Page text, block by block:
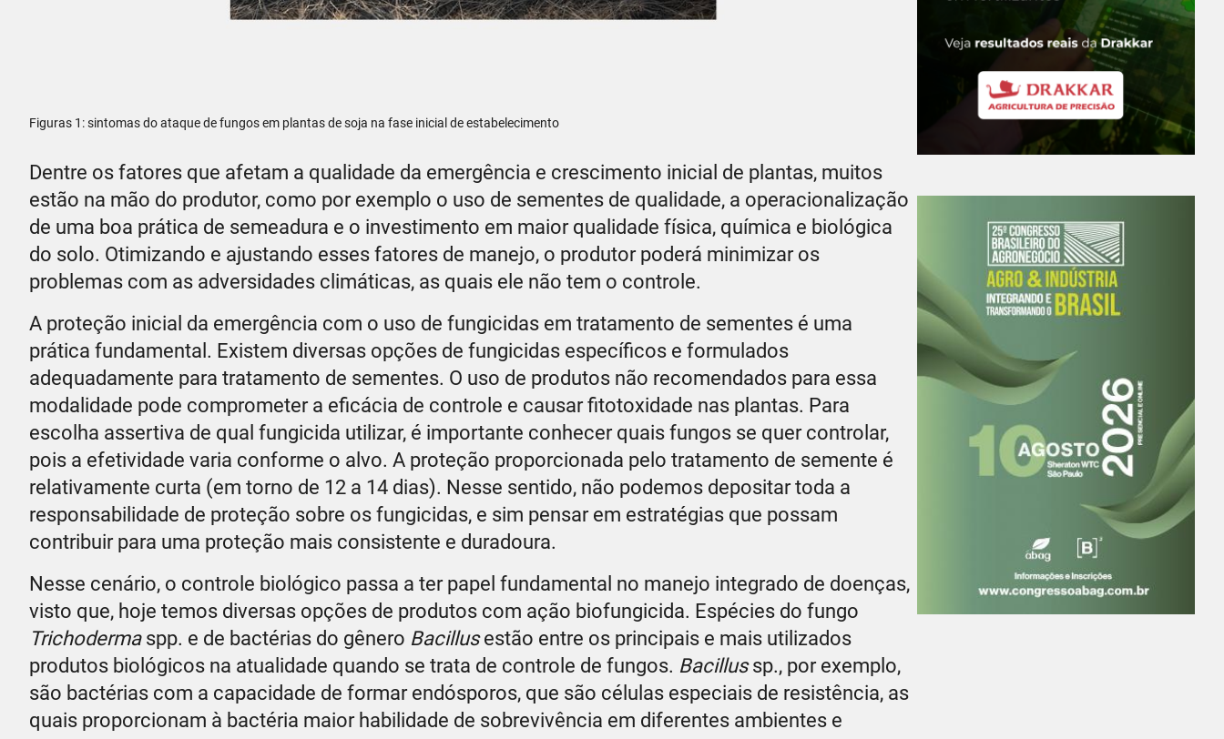
Figuras 1: sintomas do ataque de fungos em plantas de soja na fase inicial de estabelecimento
Dentre os fatores que afetam a qualidade da emergência e crescimento inicial de plantas, muitos
estão na mão do produtor, como por exemplo o uso de sementes de qualidade, a operacionalização
de uma boa prática de semeadura e o investimento em maior qualidade física, química e biológica
do solo. Otimizando e ajustando esses fatores de manejo, o produtor poderá minimizar os
problemas com as adversidades climáticas, as quais ele não tem o controle.
A proteção inicial da emergência com o uso de fungicidas em tratamento de sementes é uma
prática fundamental. Existem diversas opções de fungicidas específicos e formulados
adequadamente para tratamento de sementes. O uso de produtos não recomendados para essa
modalidade pode comprometer a eficácia de controle e causar fitotoxidade nas plantas. Para
escolha assertiva de qual fungicida utilizar, é importante conhecer quais fungos se quer controlar,
pois a efetividade varia conforme o alvo. A proteção proporcionada pelo tratamento de semente é
relativamente curta (em torno de 12 a 14 dias). Nesse sentido, não podemos depositar toda a
responsabilidade de proteção sobre os fungicidas, e sim pensar em estratégias que possam
contribuir para uma proteção mais consistente e duradoura.
Nesse cenário, o controle biológico passa a ter papel fundamental no manejo integrado de doenças,
visto que, hoje temos diversas opções de produtos com ação biofungicida. Espécies do fungo
Trichoderma spp. e de bactérias do gênero Bacillusestão entre os principais e mais utilizados
produtos biológicos na atualidade quando se trata de controle de fungos. Bacillussp., por exemplo,
são bactérias com a capacidade de formar endósporos, que são células especiais de resistência, as
quais proporcionam à bactéria maior habilidade de sobrevivência em diferentes ambientes e